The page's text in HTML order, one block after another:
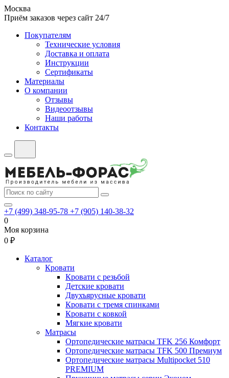
Москва
Приём заказов через сайт 24/7
Покупателям
Технические условия
Доставка и оплата
Инструкции
Сертификаты
Материалы
О компании
Отзывы
Видеоотзывы
Наши работы
Контакты
+7 (499) 348-95-78 +7 (905) 140-38-32
0
Моя корзина
0 ₽
Каталог
Кровати
Кровати с резьбой
Детские кровати
Двухъярусные кровати
Кровати с тремя спинками
Кровати с ковкой
Мягкие кровати
Матрасы
Ортопедические матрасы TFK 256 Комфорт
Ортопедические матрасы TFK 500 Премиум
Ортопедические матрасы Multipocket 510
PREMIUM